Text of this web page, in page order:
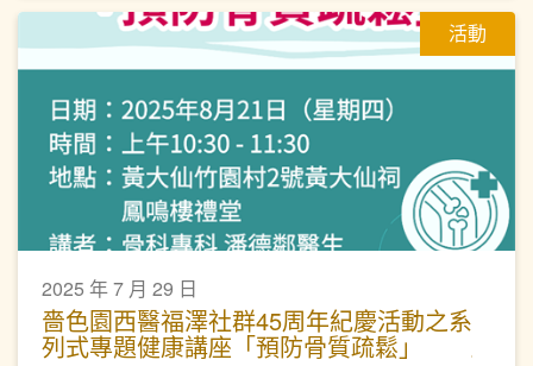
活動
2025 年 7 月 29 日
嗇色園西醫福澤社群45周年紀慶活動之系
列式專題健康講座「預防骨質疏鬆」